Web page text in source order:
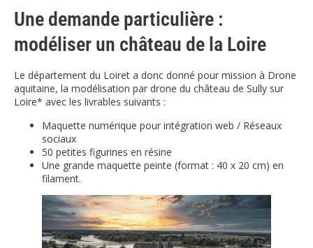
Une demande particulière :
modéliser un château de la Loire
Le département du Loiret a donc donné pour mission à Drone
aquitaine, la modélisation par drone du château de Sully sur
Loire* avec les livrables suivants :
Maquette numérique pour intégration web / Réseaux
sociaux
50 petites figurines en résine
Une grande maquette peinte (format : 40 x 20 cm) en
filament.